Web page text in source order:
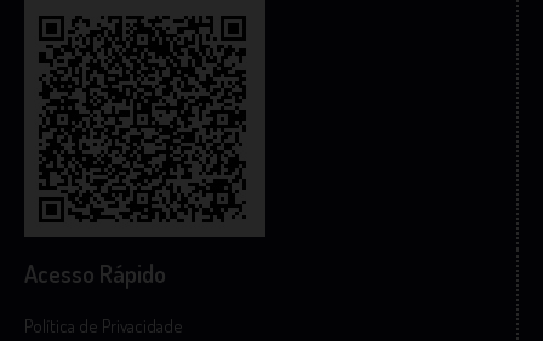
Acesso Rápido
Política de Privacidade